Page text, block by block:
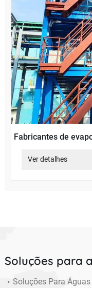
Fabricantes de
Ver detalhes
Soluções para
Soluções Para